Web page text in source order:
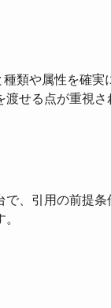
類や属性を確実
せる点が重視さ
、引用の前提